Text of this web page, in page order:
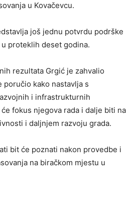
u Kovačevcu.
još jednu potvrdu podrške
proteklih deset godina.
rezultata Grgić je zahvalio
poručio kako nastavlja s
i infrastrukturnih
fokus njegova rada i dalje biti na
i daljnjem razvoju grada.
bit će poznati nakon provedbe i
na biračkom mjestu u